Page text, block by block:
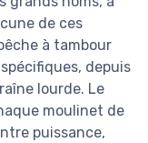
de ces
à tambour
depuis
lourde. Le
moulinet de
puissance,